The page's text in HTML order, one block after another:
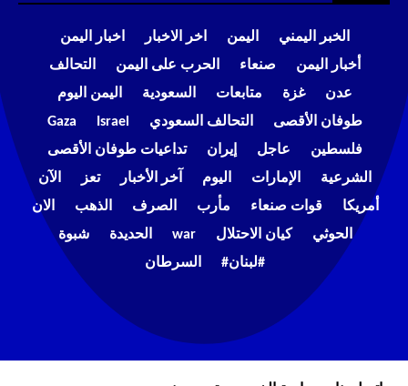
الخبر اليمني اليمن اخر الاخبار
اخبار اليمن
أخبار اليمن
صنعاء الحرب على اليمن
التحالف
عدن
غزة متابعات السعودية
اليمن اليوم
طوفان الأقصى
التحالف السعودي Israel
Gaza
فلسطين
عاجل إيران
تداعيات طوفان الأقصى
الشرعية
الإمارات اليوم آخر الأخبار تعز
الآن
أمريكا
قوات صنعاء مأرب الصرف الذهب
الان
الحوثي
كيان الاحتلال war الحديدة
شبوة
#لبنان#
السرطان